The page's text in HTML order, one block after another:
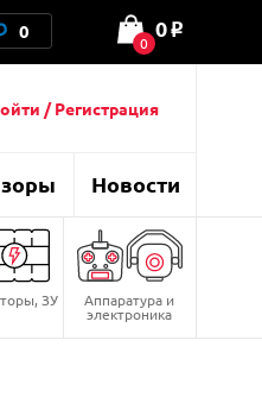
0 0
0 o
/ Регистрация
Новости
ЗУ Аппаратура и
электроника